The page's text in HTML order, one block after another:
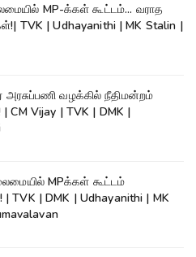
MP-க்கள் கூட்டம்... வராத
TVK | Udhayanithi | MK Stalin |
அரசுப்பணி வழக்கில் நீதிமன்றம்
CM Vijay | TVK | DMK |
MPக்கள் கூட்டம்
TVK | DMK | Udhayanithi | MK